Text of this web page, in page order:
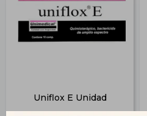
Uniflox E Unidad